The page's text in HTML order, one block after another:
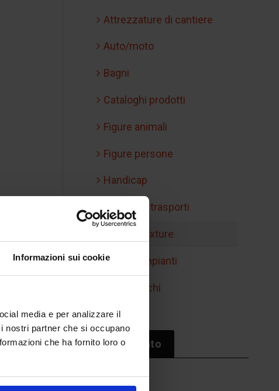
Informazioni sui cookie
media e per analizzare il
nostri partner che si occupano
che ha fornito loro o
Attrezzature di cantiere
Auto/moto
Bagni
Cataloghi prodotti
Figure animali
Figure persone
Handicap
Mobilità e trasporti
Retini e texture
Simboli impianti
Sport/giochi
Il più cliccato